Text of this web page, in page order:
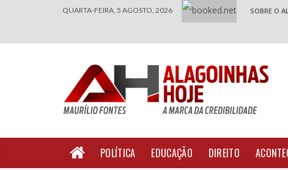
QUARTA-FEIRA, 5 AGOSTO, 2026 SOBRE O
POLÍTICA EDUCAÇÃO DIREITO